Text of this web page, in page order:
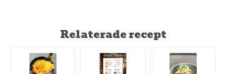
Relaterade recept